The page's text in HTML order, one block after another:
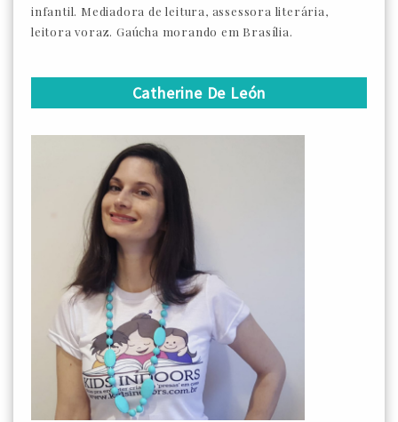
infantil. Mediadora de leitura, assessora literária,
leitora voraz. Gaúcha morando em Brasília.
Catherine De León